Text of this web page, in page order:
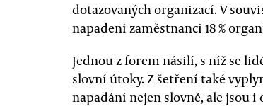
dotazovaných organizací. V
napadeni zaměstnanci 18 %
Jednou z forem násilí, s níž se
slovní útoky. Z šetření také
napadání nejen slovně, ale jsou